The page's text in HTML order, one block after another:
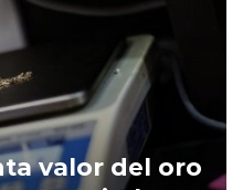
valor del oro